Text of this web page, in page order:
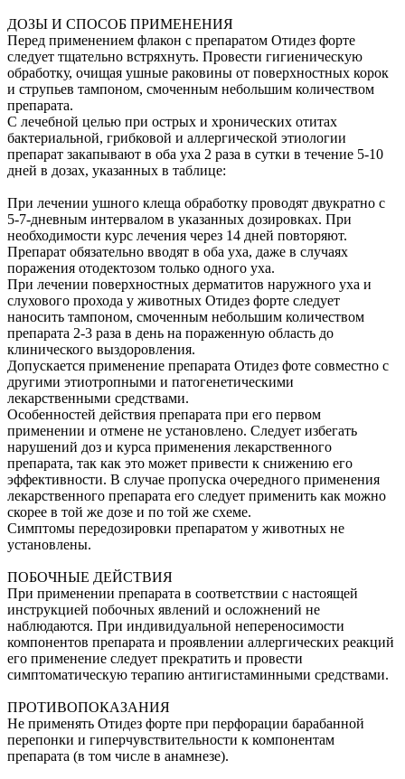
ДОЗЫ И СПОСОБ ПРИМЕНЕНИЯ
Перед применением флакон с препаратом Отидез форте
следует тщательно встряхнуть. Провести гигиеническую
обработку, очищая ушные раковины от поверхностных корок
и струпьев тампоном, смоченным небольшим количеством
препарата.
С лечебной целью при острых и хронических отитах
бактериальной, грибковой и аллергической этиологии
препарат закапывают в оба уха 2 раза в сутки в течение 5-10
дней в дозах, указанных в таблице:
При лечении ушного клеща обработку проводят двукратно с
5-7-дневным интервалом в указанных дозировках. При
необходимости курс лечения через 14 дней повторяют.
Препарат обязательно вводят в оба уха, даже в случаях
поражения отодектозом только одного уха.
При лечении поверхностных дерматитов наружного уха и
слухового прохода у животных Отидез форте следует
наносить тампоном, смоченным небольшим количеством
препарата 2-3 раза в день на пораженную область до
клинического выздоровления.
Допускается применение препарата Отидез фоте совместно с
другими этиотропными и патогенетическими
лекарственными средствами.
Особенностей действия препарата при его первом
применении и отмене не установлено. Следует избегать
нарушений доз и курса применения лекарственного
препарата, так как это может привести к снижению его
эффективности. В случае пропуска очередного применения
лекарственного препарата его следует применить как можно
скорее в той же дозе и по той же схеме.
Симптомы передозировки препаратом у животных не
установлены.
ПОБОЧНЫЕ ДЕЙСТВИЯ
При применении препарата в соответствии с настоящей
инструкцией побочных явлений и осложнений не
наблюдаются. При индивидуальной непереносимости
компонентов препарата и проявлении аллергических реакций
его применение следует прекратить и провести
симптоматическую терапию антигистаминными средствами.
ПРОТИВОПОКАЗАНИЯ
Не применять Отидез форте при перфорации барабанной
перепонки и гиперчувствительности к компонентам
препарата (в том числе в анамнезе).